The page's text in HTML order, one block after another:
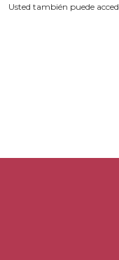
Usted también puede